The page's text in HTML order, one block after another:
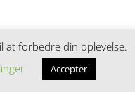
at forbedre din oplevelse.
Accepter